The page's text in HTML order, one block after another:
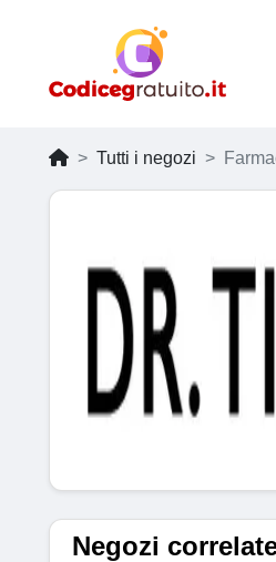
Tutti i negozi
Negozi